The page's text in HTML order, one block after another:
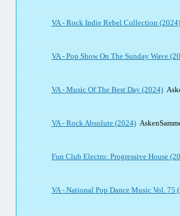
VA - Rock Indie Rebel Collection (2024)
VA - Pop Show On The Sunday Wave
VA - Music Of The Best Day (2024)
VA - Rock Absolute (2024)
Fun Club Electro: Progressive House
VA - National Pop Dance Music Vol. 75